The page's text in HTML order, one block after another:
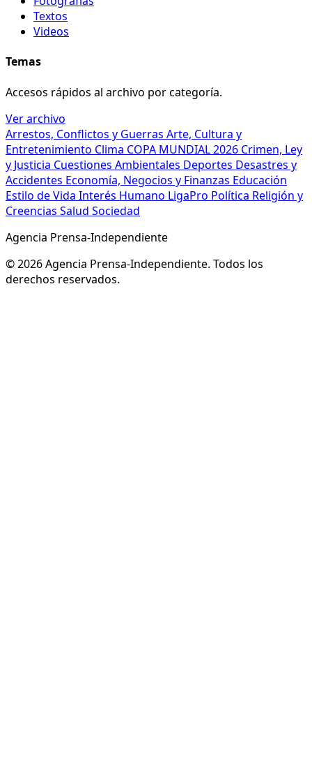
Textos
Videos
Temas
Accesos rápidos al archivo por categoría.
Ver archivo
Arrestos, Conflictos y Guerras Arte, Cultura y
Entretenimiento Clima COPA MUNDIAL 2026 Crimen, Ley
y Justicia Cuestiones Ambientales Deportes Desastres y
Accidentes Economía, Negocios y Finanzas Educación
Estilo de Vida Interés Humano LigaPro Política Religión y
Creencias Salud Sociedad
Agencia Prensa-Independiente
© 2026 Agencia Prensa-Independiente. Todos los
derechos reservados.